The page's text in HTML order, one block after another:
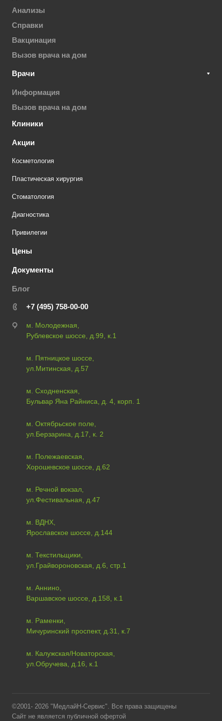
Анализы
Справки
Вакцинация
Вызов врача на дом
Врачи
Информация
Вызов врача на дом
Клиники
Акции
Косметология
Пластическая хирургия
Стоматология
Диагностика
Привилегии
Цены
Документы
Блог
+7 (495) 758-00-00
м. Молодежная,
Рублевское шоссе, д.99, к.1
м. Пятницкое шоссе,
ул.Митинская, д.57
м. Сходненская,
Бульвар Яна Райниса, д. 4, корп. 1
м. Октябрьское поле,
ул.Берзарина, д.17, к. 2
м. Полежаевская,
Хорошевское шоссе, д.62
м. Речной вокзал,
ул.Фестивальная, д.47
м. ВДНХ,
Ярославское шоссе, д.144
м. Текстильщики,
ул.Грайвороновская, д.6, стр.1
м. Аннино,
Варшавское шоссе, д.158, к.1
м. Раменки,
Мичуринский проспект, д.31, к.7
м. Калужская/Новаторская,
ул.Обручева, д.16, к.1
©2001- 2026 "МедлайН-Сервис". Все права защищены
Сайт не является публичной офертой